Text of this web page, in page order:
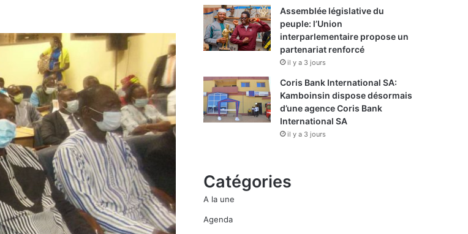
Assemblée législative du
peuple: l’Union
interparlementaire propose un
partenariat renforcé
il y a 3 jours
Coris Bank International SA:
Kamboinsin dispose désormais
d’une agence Coris Bank
International SA
il y a 3 jours
Catégories
A la une
Agenda